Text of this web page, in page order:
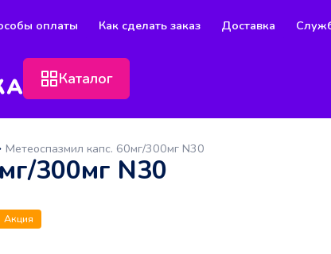
оплаты Как сделать заказ Доставка
Каталог
Метеоспазмил капс. 60мг/300мг N30
300мг N30
Акция